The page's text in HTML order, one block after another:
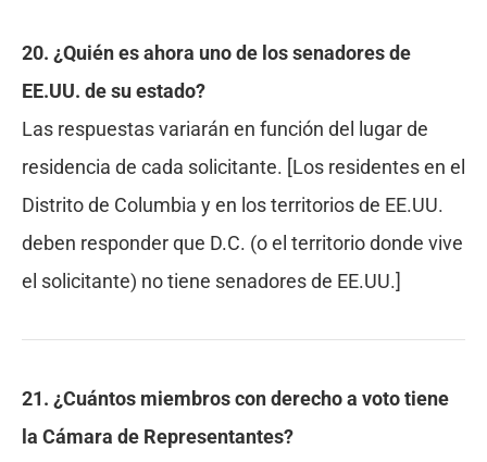
20. ¿Quién es ahora unode los senadores de
EE.UU. de su estado?
Las respuestas variarán en función del lugar de
residencia de cada solicitante. [Los residentes en el
Distrito de Columbia y en los territorios de EE.UU.
deben responder que D.C. (o el territorio donde vive
el solicitante) no tiene senadores de EE.UU.]
21. ¿Cuántos miembros con derecho a voto tiene
la Cámara de Representantes?